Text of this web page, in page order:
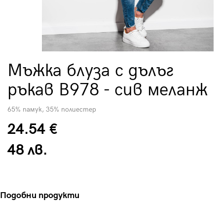
Мъжка блуза с дълъг
ръкав B978 - сив меланж
65% памук, 35% полиестер
24.54 €
48 лв.
Подобни продукти